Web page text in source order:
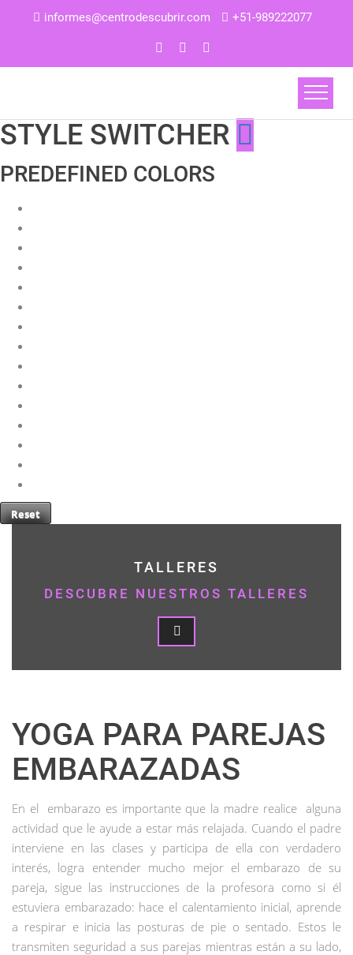
informes@centrodescubrir.com +51-989222077
STYLE SWITCHER
PREDEFINED COLORS
Reset
TALLERES
DESCUBRE NUESTROS TALLERES
YOGA PARA PAREJAS
EMBARAZADAS
En el embarazo es importante que la madre realice alguna
actividad que le ayude a estar más relajada. Cuando el padre
interviene en las clases y participa de ella con verdadero
interés, logra entender mucho mejor el embarazo de su
pareja, sigue las instrucciones de la profesora como si él
estuviera embarazado: hace el calentamiento inicial, aprende
a respirar e inicia las posturas de pie o sentado. Estos le
transmiten seguridad a sus parejas mientras están a su lado,